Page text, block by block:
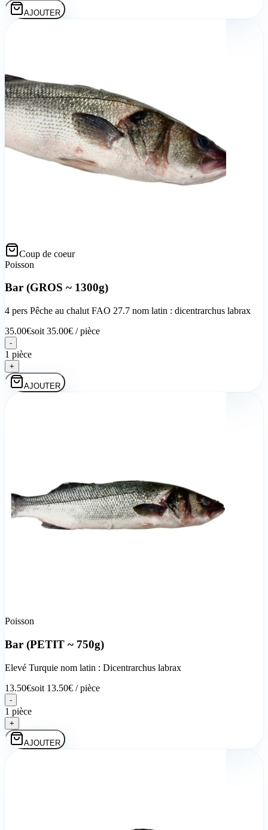
AJOUTER
Coup de coeur
Poisson
Bar (GROS ~ 1300g)
4 pers Pêche au chalut FAO 27.7 nom latin : dicentrarchus labrax
35.00€soit 35.00€ /pièce
-
1 pièce
+
AJOUTER
Poisson
Bar (PETIT ~ 750g)
Elevé Turquie nom latin : Dicentrarchus labrax
13.50€soit 13.50€ /pièce
-
1 pièce
+
AJOUTER